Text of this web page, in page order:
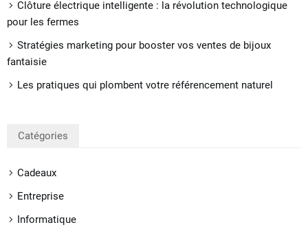
Clôture électrique intelligente : la révolution technologique
pour les fermes
Stratégies marketing pour booster vos ventes de bijoux
fantaisie
Les pratiques qui plombent votre référencement naturel
Catégories
Cadeaux
Entreprise
Informatique